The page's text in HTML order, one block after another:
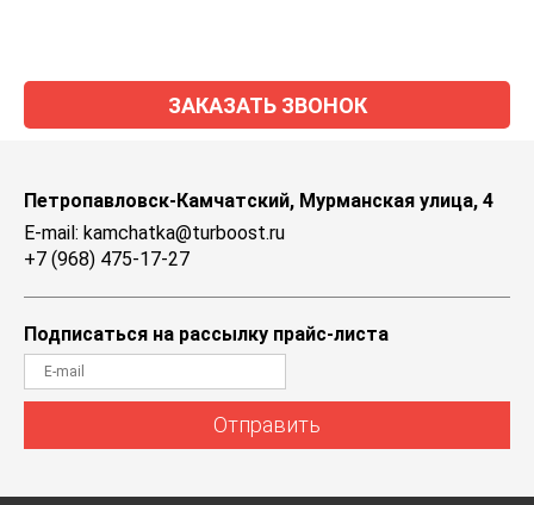
ЗАКАЗАТЬ ЗВОНОК
Петропавловск-Камчатский, Мурманская улица, 4
E-mail: kamchatka@turboost.ru
+7 (968) 475-17-27
Подписаться на рассылку прайс-листа
Отправить